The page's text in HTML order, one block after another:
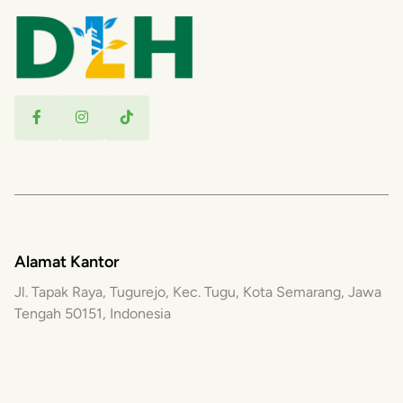
Alamat Kantor
Jl. Tapak Raya, Tugurejo, Kec. Tugu, Kota Semarang, Jawa
Tengah 50151, Indonesia